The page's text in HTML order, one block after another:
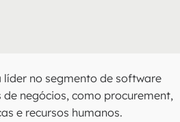
líder no segmento de software
negócios, como procurement,
e recursos humanos.